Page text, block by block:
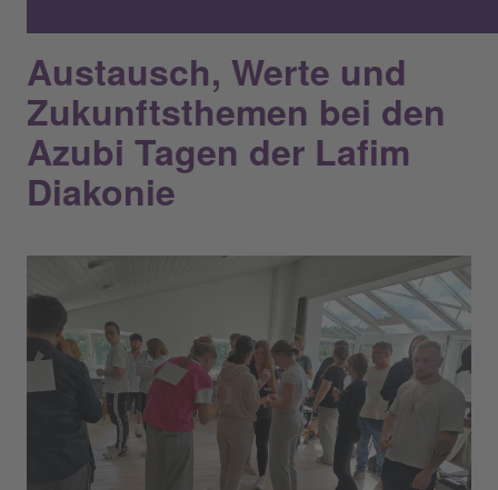
Austausch, Werte und
Zukunftsthemen bei den
Azubi Tagen der Lafim
Diakonie